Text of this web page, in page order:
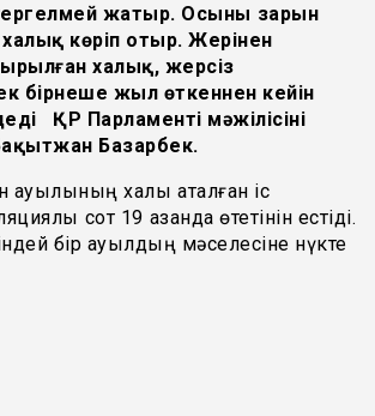
жатыр. Осының зарын
көріп отыр. Жерінен
халық, жерсіз
бірнеше жыл өткеннен кейін
ҚР Парламенті мәжілісінің
Базарбек.
ауылының халқы аталған іс
сот 19 қазанда өтетінін естіді.
бір ауылдың мәселесіне нүкте